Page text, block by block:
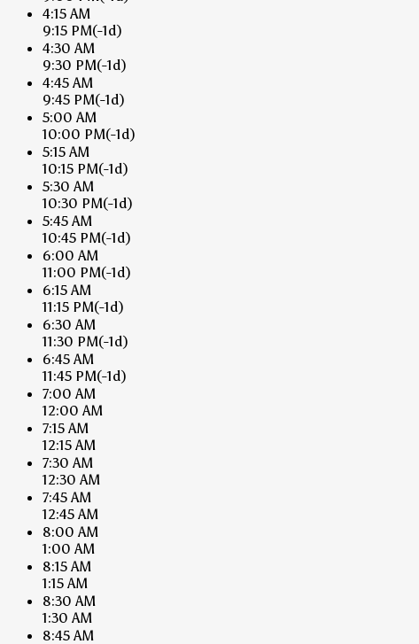
4:15 AM
9:15 PM(-1d)
4:30 AM
9:30 PM(-1d)
4:45 AM
9:45 PM(-1d)
5:00 AM
10:00 PM(-1d)
5:15 AM
10:15 PM(-1d)
5:30 AM
10:30 PM(-1d)
5:45 AM
10:45 PM(-1d)
6:00 AM
11:00 PM(-1d)
6:15 AM
11:15 PM(-1d)
6:30 AM
11:30 PM(-1d)
6:45 AM
11:45 PM(-1d)
7:00 AM
12:00 AM
7:15 AM
12:15 AM
7:30 AM
12:30 AM
7:45 AM
12:45 AM
8:00 AM
1:00 AM
8:15 AM
1:15 AM
8:30 AM
1:30 AM
8:45 AM